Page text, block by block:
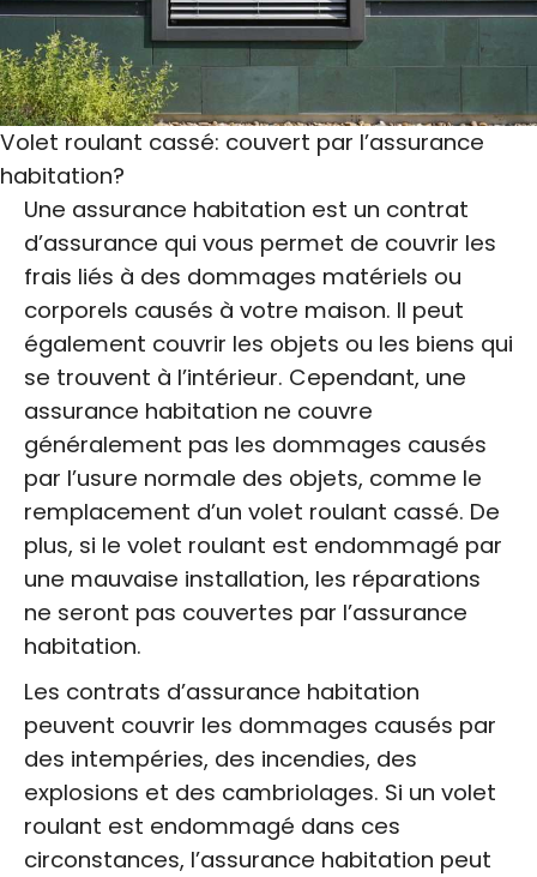
Volet roulant cassé: couvert par l’assurance
habitation?
Une assurance habitation est un contrat
d’assurance qui vous permet de couvrir les
frais liés à des dommages matériels ou
corporels causés à votre maison. Il peut
également couvrir les objets ou les biens qui
se trouvent à l’intérieur. Cependant, une
assurance habitation ne couvre
généralement pas les dommages causés
par l’usure normale des objets, comme le
remplacement d’un volet roulant cassé. De
plus, si le volet roulant est endommagé par
une mauvaise installation, les réparations
ne seront pas couvertes par l’assurance
habitation.
Les contrats d’assurance habitation
peuvent couvrir les dommages causés par
des intempéries, des incendies, des
explosions et des cambriolages. Si un volet
roulant est endommagé dans ces
circonstances, l’assurance habitation peut